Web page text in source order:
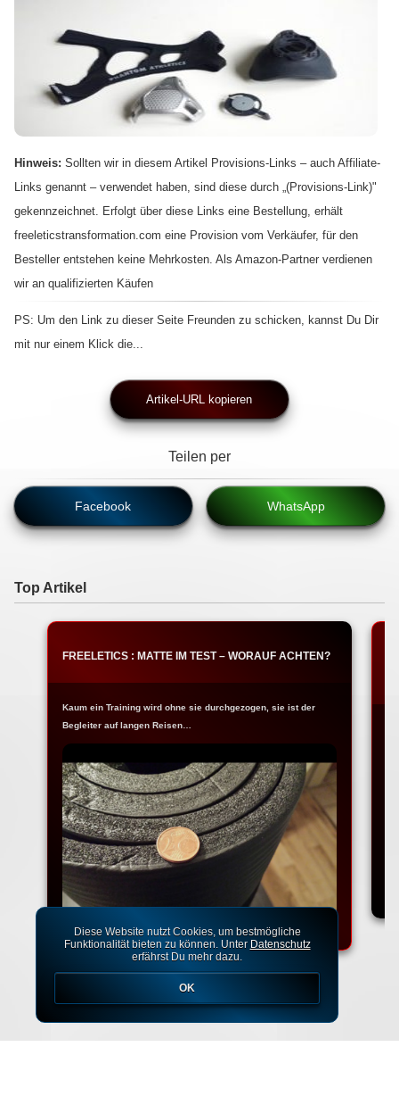
Hinweis: Sollten wir in diesem Artikel Provisions-Links – auch Affiliate-
Links genannt – verwendet haben, sind diese durch „(Provisions-Link)"
gekennzeichnet. Erfolgt über diese Links eine Bestellung, erhält
freeleticstransformation.com eine Provision vom Verkäufer, für den
Besteller entstehen keine Mehrkosten. Als Amazon-Partner verdienen
wir an qualifizierten Käufen
PS: Um den Link zu dieser Seite Freunden zu schicken, kannst Du Dir
mit nur einem Klick die...
Artikel-URL kopieren
Teilen per
Facebook WhatsApp
Top Artikel
FREELETICS : MATTE IM TEST – WORAUF ACHTEN?
Kaum ein Training wird ohne sie durchgezogen, sie ist der
Begleiter auf langen Reisen…
Diese Website nutzt Cookies, um bestmögliche
Funktionalität bieten zu können. Unter Datenschutz
erfährst Du mehr dazu.
OK